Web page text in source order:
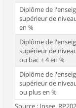
Diplôme de
supérieur de
en %
Diplôme de
supérieur de
ou bac + 4 en %
Diplôme de
supérieur de
ou plus en %
Source : Insee,